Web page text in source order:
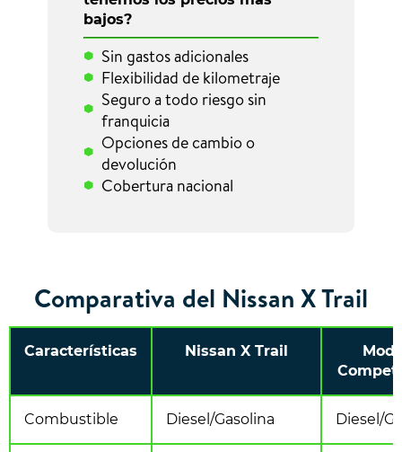
bajos?
Sin gastos adicionales
Flexibilidad de kilometraje
Seguro a todo riesgo sin
franquicia
Opciones de cambio o
devolución
Cobertura nacional
Comparativa del Nissan X Trail
Características Nissan X Trail
Combustible Diesel/Gasolina Diesel/